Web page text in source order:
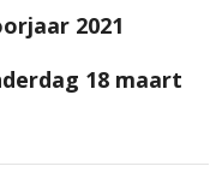
2021
18 maart